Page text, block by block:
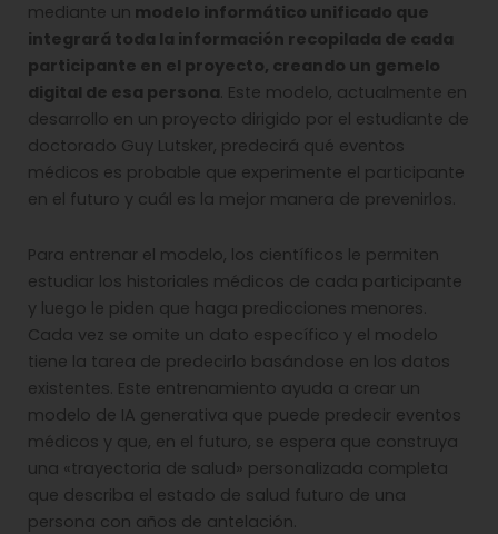
mediante un modelo informático unificado que
integrará toda la información recopilada de cada
participante en el proyecto, creando un gemelo
digital de esa persona. Este modelo, actualmente en
desarrollo en un proyecto dirigido por el estudiante de
doctorado Guy Lutsker, predecirá qué eventos
médicos es probable que experimente el participante
en el futuro y cuál es la mejor manera de prevenirlos.
Para entrenar el modelo, los científicos le permiten
estudiar los historiales médicos de cada participante
y luego le piden que haga predicciones menores.
Cada vez se omite un dato específico y el modelo
tiene la tarea de predecirlo basándose en los datos
existentes. Este entrenamiento ayuda a crear un
modelo de IA generativa que puede predecir eventos
médicos y que, en el futuro, se espera que construya
una «trayectoria de salud» personalizada completa
que describa el estado de salud futuro de una
persona con años de antelación.